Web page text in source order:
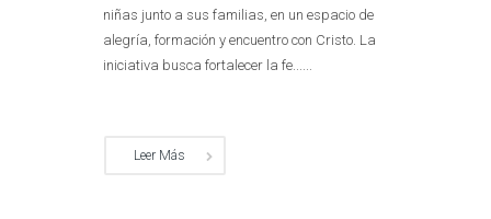
niñas junto a sus familias, en un espacio de
alegría, formación y encuentro con Cristo. La
iniciativa busca fortalecer la fe......
Leer Más